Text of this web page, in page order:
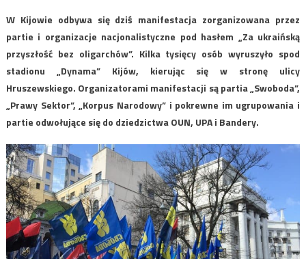
W Kijowie odbywa się dziś manifestacja zorganizowana przez
partie i organizacje nacjonalistyczne pod hasłem „Za ukraińską
przyszłość bez oligarchów”. Kilka tysięcy osób wyruszyło spod
stadionu „Dynama” Kijów, kierując się w stronę ulicy
Hruszewskiego. Organizatorami manifestacji są partia „Swoboda”,
„Prawy Sektor”, „Korpus Narodowy” i pokrewne im ugrupowania i
partie odwołujące się do dziedzictwa OUN, UPA i Bandery.